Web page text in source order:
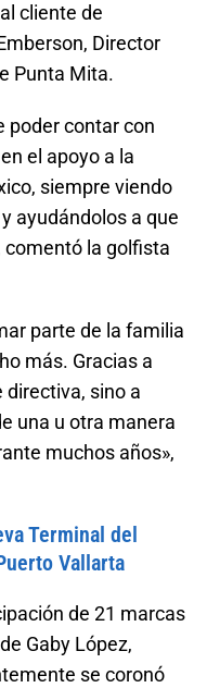
cliente de
Director
Punta Mita.
poder contar con
el apoyo a la
siempre viendo
ayudándolos a que
comentó la golfista
parte de la familia
más. Gracias a
sino a
una u otra manera
muchos años»,
Terminal del
Vallarta
de 21 marcas
Gaby López,
se coronó